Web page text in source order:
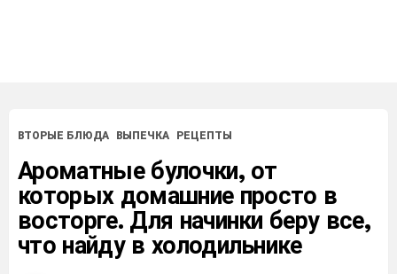
ВТОРЫЕ БЛЮДА ВЫПЕЧКА РЕЦЕПТЫ
Ароматные булочки, от
которых домашние просто в
восторге. Для начинки беру все,
что найду в холодильнике